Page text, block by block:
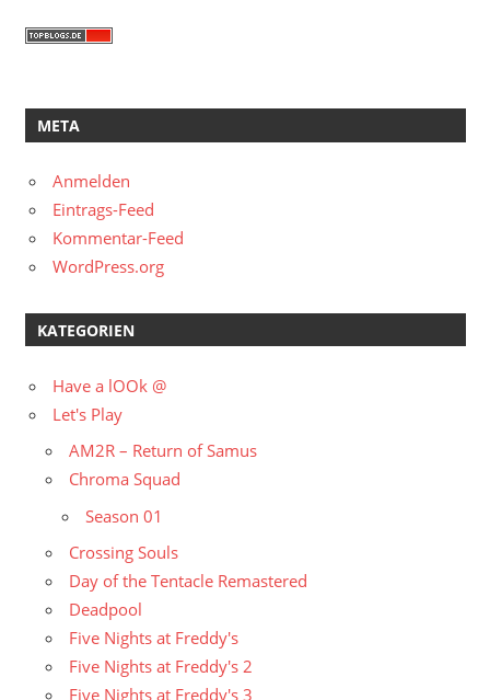
META
Anmelden
Eintrags-Feed
Kommentar-Feed
WordPress.org
KATEGORIEN
Have a lOOk @
Let's Play
AM2R – Return of Samus
Chroma Squad
Season 01
Crossing Souls
Day of the Tentacle Remastered
Deadpool
Five Nights at Freddy's
Five Nights at Freddy's 2
Five Nights at Freddy's 3